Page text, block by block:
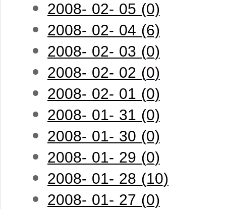
2008- 02- 05 (0)
2008- 02- 04 (6)
2008- 02- 03 (0)
2008- 02- 02 (0)
2008- 02- 01 (0)
2008- 01- 31 (0)
2008- 01- 30 (0)
2008- 01- 29 (0)
2008- 01- 28 (10)
2008- 01- 27 (0)